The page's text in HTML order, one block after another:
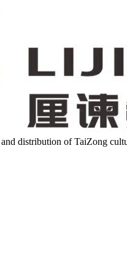
distribution of TaiZong